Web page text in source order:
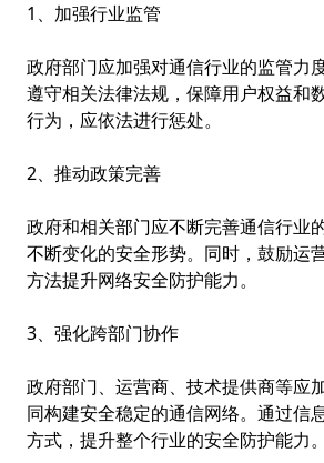
1、加强行业监管
政府部门应加强对通信行业的监管力
遵守相关法律法规，保障用户权益和
行为，应依法进行惩处。
2、推动政策完善
政府和相关部门应不断完善通信行业
不断变化的安全形势。同时，鼓励运
方法提升网络安全防护能力。
3、强化跨部门协作
政府部门、运营商、技术提供商等应
同构建安全稳定的通信网络。通过信
方式，提升整个行业的安全防护能力。